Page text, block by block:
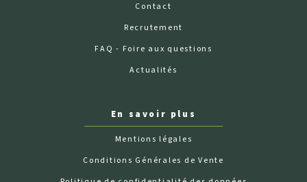
Contact
Recrutement
FAQ - Foire aux questions
Actualités
En savoir plus
Mentions légales
Conditions Générales de Vente